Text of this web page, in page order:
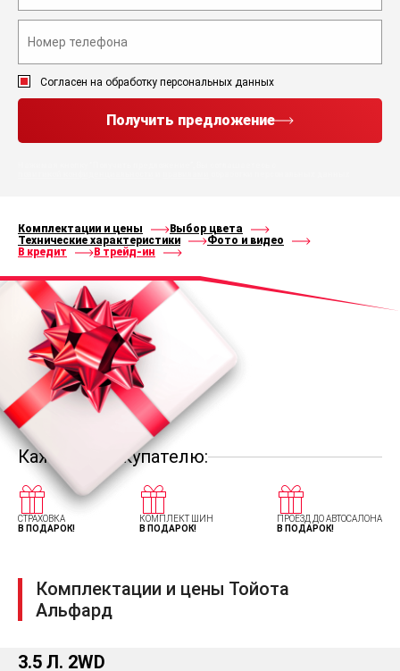
Согласен на обработку персональных данных
Получить предложение
Комплектации и цены
Выбор цвета
Технические характеристики
Фото и видео
В кредит
В трейд-ин
Каждому покупателю:
СТРАХОВКА
В ПОДАРОК!
КОМПЛЕКТ ШИН
В ПОДАРОК!
ПРОЕЗД ДО АВТОСАЛОНА
В ПОДАРОК!
Комплектации и цены Тойота
Альфард
3.5 Л. 2WD